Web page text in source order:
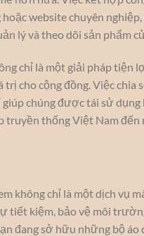
website chuyên nghiệp,
lý và theo dõi sản phẩm
chỉ là một giải pháp tiện
trị cho cộng đồng. Việc chia
chúng được tái sử dụng
truyền thống Việt Nam
không chỉ là một dịch vụ
tiết kiệm, bảo vệ môi
đang sở hữu những bộ áo